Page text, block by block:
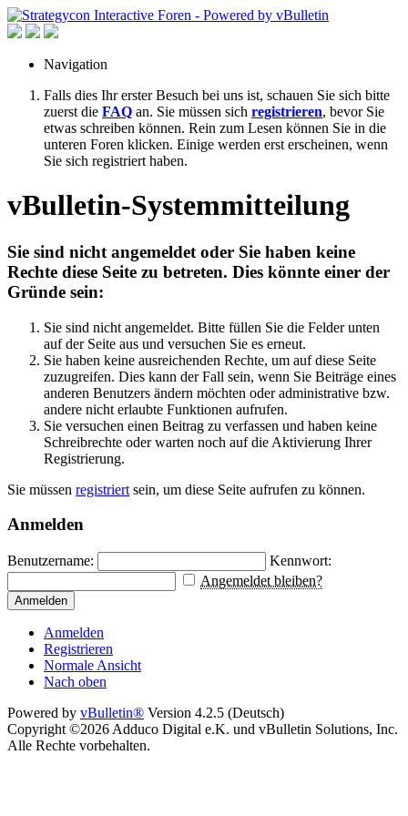
Navigation
Falls dies Ihr erster Besuch bei uns ist, schauen Sie sich bitte
zuerst die FAQ an. Sie müssen sich registrieren, bevor Sie
etwas schreiben können. Rein zum Lesen können Sie in die
unteren Foren klicken. Einige werden erst erscheinen, wenn
Sie sich registriert haben.
vBulletin-Systemmitteilung
Sie sind nicht angemeldet oder Sie haben keine
Rechte diese Seite zu betreten. Dies könnte einer der
Gründe sein:
Sie sind nicht angemeldet. Bitte füllen Sie die Felder unten
auf der Seite aus und versuchen Sie es erneut.
Sie haben keine ausreichenden Rechte, um auf diese Seite
zuzugreifen. Dies kann der Fall sein, wenn Sie Beiträge eines
anderen Benutzers ändern möchten oder administrative bzw.
andere nicht erlaubte Funktionen aufrufen.
Sie versuchen einen Beitrag zu verfassen und haben keine
Schreibrechte oder warten noch auf die Aktivierung Ihrer
Registrierung.
Sie müssen registriert sein, um diese Seite aufrufen zu können.
Anmelden
Benutzername:
Kennwort:
Angemeldet bleiben?
Anmelden
Anmelden
Registrieren
Normale Ansicht
Nach oben
Powered by vBulletin® Version 4.2.5 (Deutsch)
Copyright ©2026 Adduco Digital e.K. und vBulletin Solutions, Inc.
Alle Rechte vorbehalten.